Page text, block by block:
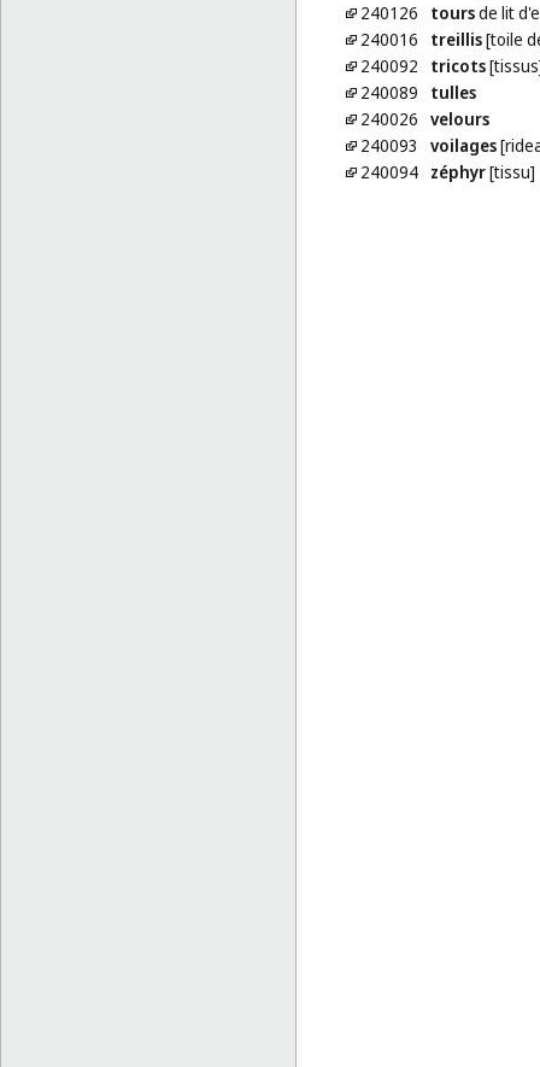
240126
toursde lit
240016
treillis[toile
240092
tricots
240089
tulles
240026 velours
240093
voilages
240094 zéphyr[tissu]